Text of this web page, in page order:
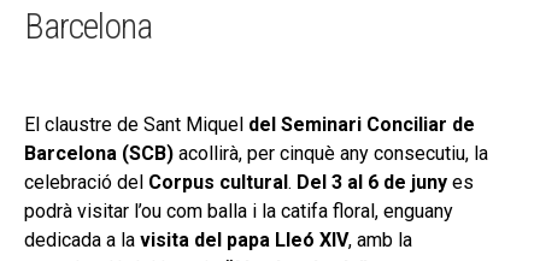
SOBRE NOSALTRES
BLOG
el
CONTACTE
EL MEU COMPTE
Barcelona
El claustre de Sant Miquel del Seminari Conciliar de
Barcelona (SCB) acollirà, per cinquè any consecutiu, la
celebració del Corpus cultural. Del 3 al 6 de juny es
podrà visitar l’ou com balla i la catifa floral, enguany
dedicada a la visita del papa Lleó XIV, amb la